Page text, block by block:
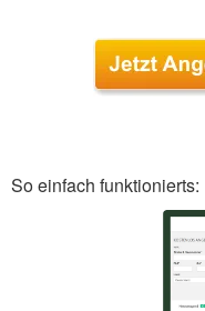
So einfach funktionierts: